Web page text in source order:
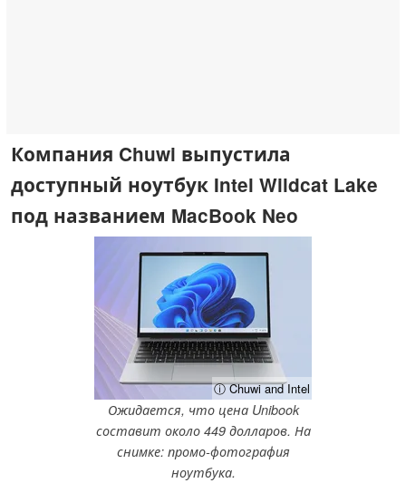
Компания Chuwi выпустила
доступный ноутбук Intel Wildcat Lake
под названием MacBook Neo
ⓘ Chuwi and Intel
Ожидается, что цена Unibook
составит около 449 долларов. На
снимке: промо-фотография
ноутбука.